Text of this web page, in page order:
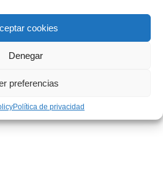
cookies
Denegar
preferencias
Política de privacidad